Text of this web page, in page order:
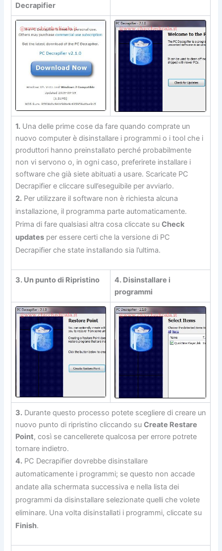
Decrapifier
1. Una delle prime cose da fare quando comprate un
nuovo computer è disinstallare i programmi o i tool che i
produttori hanno preinstallato perché probabilmente
non vi servono o, in ogni caso, preferirete installare i
software che già siete abituati a usare. Scaricate PC
Decrapifier e cliccare sull’eseguibile per avviarlo.
2. Per utilizzare il software non è richiesta alcuna
installazione, il programma parte automaticamente.
Prima di fare qualsiasi altra cosa cliccate suCheck
updates per essere certi che la versione di PC
Decrapifier che state installando sia l’ultima.
3. Un punto di Ripristino
4. Disinstallare i
programmi
3. Durante questo processo potete scegliere di creare un
nuovo punto di ripristino cliccando suCreate Restare
Point, così se cancellerete qualcosa per errore potrete
tornare indietro.
4. PC Decrapifier dovrebbe disinstallare
automaticamente i programmi; se questo non accade
andate alla schermata successiva e nella lista dei
programmi da disinstallare selezionate quelli che volete
eliminare. Una volta disinstallati i programmi, cliccate su
Finish.